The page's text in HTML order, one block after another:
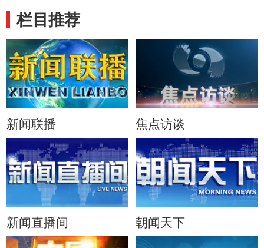
栏目推荐
新闻联播 焦点访谈
新闻直播间 朝闻天下